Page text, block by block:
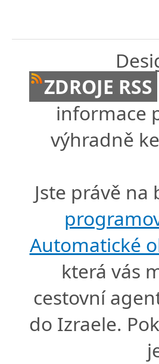
ZDROJE RSS
informace
výhradně
Jste právě
Automatické
která vás
cestovní
do Izraele.